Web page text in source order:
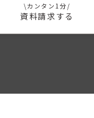
\カンタン1分/
資料請求する